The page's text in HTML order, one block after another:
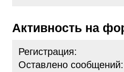
Активность на
Регистрация:
Оставлено сообщений: